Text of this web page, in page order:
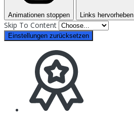
Animationen stoppen Links hervorheben
Skip To Content
Einstellungen zurücksetzen